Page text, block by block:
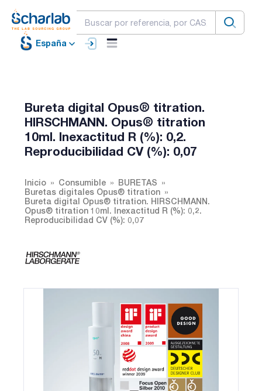
España
Bureta digital Opus® titration.
HIRSCHMANN. Opus® titration
10ml. Inexactitud R (%): 0,2.
Reproducibilidad CV (%): 0,07
Inicio Consumible
BURETAS
Buretas digitales Opus® titration
Bureta digital Opus® titration. HIRSCHMANN.
Opus® titration 10ml. Inexactitud R (%): 0,2.
Reproducibilidad CV (%): 0,07